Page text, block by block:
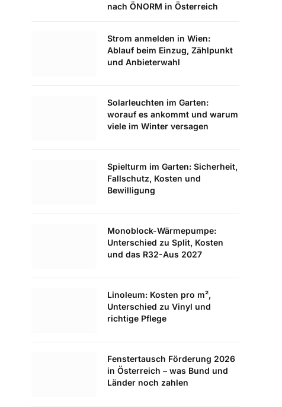
nach ÖNORM in Österreich
Strom anmelden in Wien:
Ablauf beim Einzug, Zählpunkt
und Anbieterwahl
Solarleuchten im Garten:
worauf es ankommt und warum
viele im Winter versagen
Spielturm im Garten: Sicherheit,
Fallschutz, Kosten und
Bewilligung
Monoblock-Wärmepumpe:
Unterschied zu Split, Kosten
und das R32-Aus 2027
Linoleum: Kosten pro m²,
Unterschied zu Vinyl und
richtige Pflege
Fenstertausch Förderung 2026
in Österreich – was Bund und
Länder noch zahlen